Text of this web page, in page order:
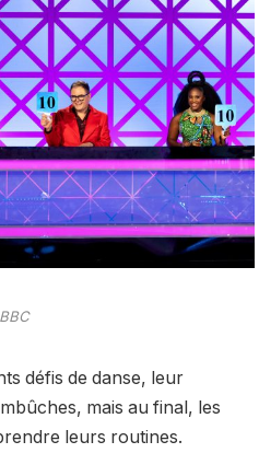
BBC
défis de danse, leur
mais au final, les
leurs routines.